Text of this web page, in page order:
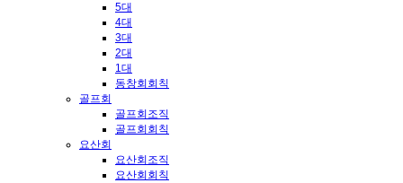
5대
4대
3대
2대
1대
동창회회칙
골프회
골프회조직
골프회회칙
요산회
요산회조직
요산회회칙